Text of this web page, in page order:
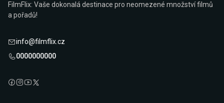
FilmFlix: Vaše dokonalá destinace pro neomezené množství filmů
a pořadů!
info@filmflix.cz
0000000000